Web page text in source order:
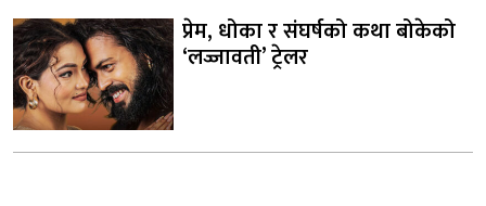
प्रेम, धोका र संघर्षको कथा बोकेको
‘लज्जावती’ ट्रेलर